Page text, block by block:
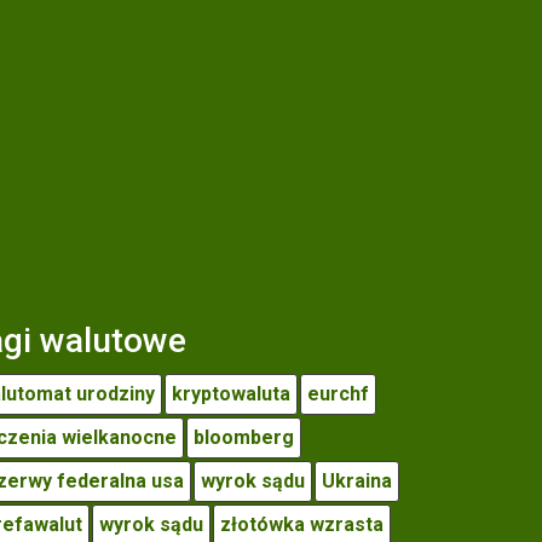
walutowe
urodziny kryptowaluta
eurchf
wielkanocne
bloomberg
federalna usa
wyrok sądu
Ukraina
wyrok sądu złotówka wzrasta